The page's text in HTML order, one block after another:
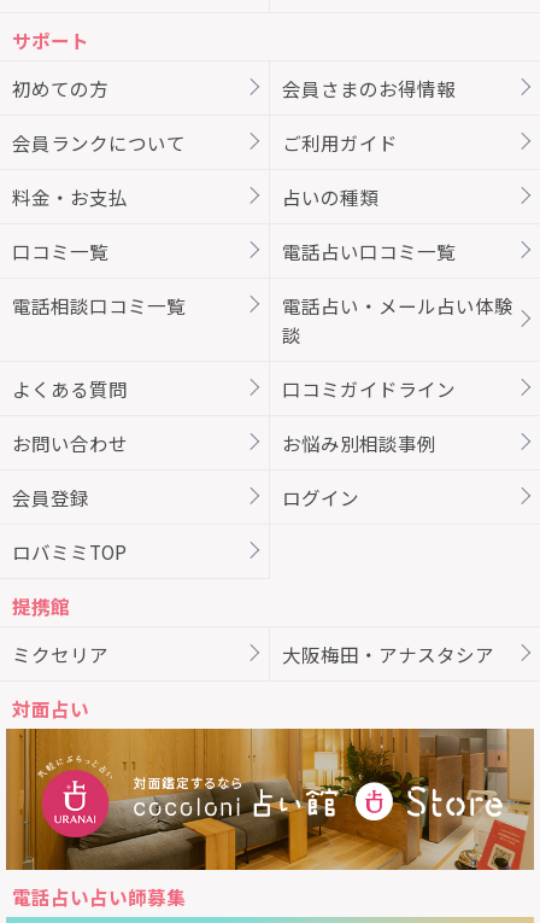
サポート
初めての方
会員さまのお得情報
会員ランクについて ご利用ガイド
料金・お支払 占いの種類
口コミ一覧 電話占い口コミ一覧
電話相談口コミ一覧
電話占い・メール占い体験
談
よくある質問 口コミガイドライン
お問い合わせ お悩み別相談事例
会員登録 ログイン
ロバミミTOP
提携館
ミクセリア
大阪梅田・アナスタシア
対面占い
電話占い占い師募集